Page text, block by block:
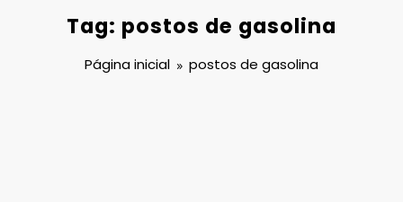
Tag: postos de gasolina
Página inicial postos de gasolina